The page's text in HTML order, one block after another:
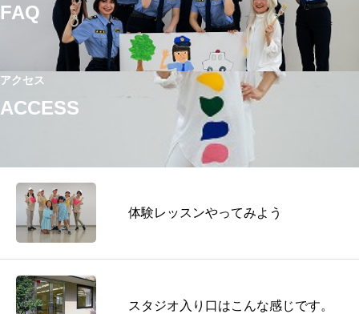
FAQ
アクセス
ACCESS
体験レッスンやってみよう
スタジオ入り口はこんな感じです。